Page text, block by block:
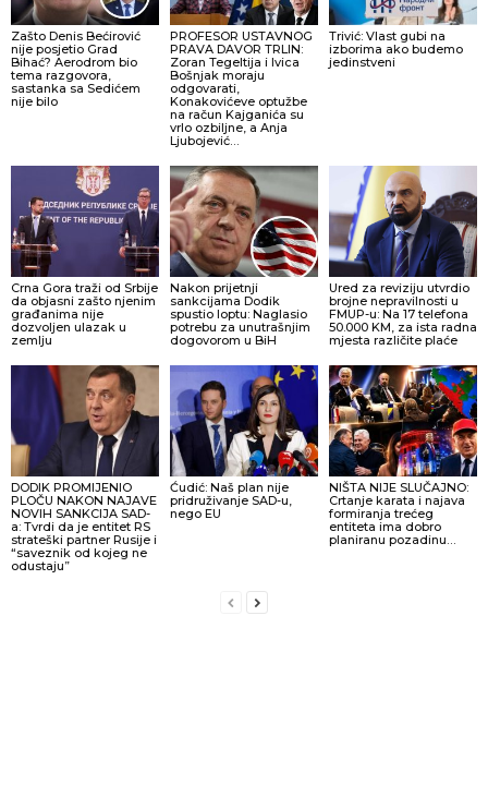
Zašto Denis Bećirović
nije posjetio Grad
Bihać? Aerodrom bio
tema razgovora,
sastanka sa Sedićem
nije bilo
PROFESOR USTAVNOG
PRAVA DAVOR TRLIN:
Zoran Tegeltija i Ivica
Bošnjak moraju
odgovarati,
Konakovićeve optužbe
na račun Kajganića su
vrlo ozbiljne, a Anja
Ljubojević…
Trivić: Vlast gubi na
izborima ako budemo
jedinstveni
Crna Gora traži od Srbije
da objasni zašto njenim
građanima nije
dozvoljen ulazak u
zemlju
Nakon prijetnji
sankcijama Dodik
spustio loptu: Naglasio
potrebu za unutrašnjim
dogovorom u BiH
Ured za reviziju utvrdio
brojne nepravilnosti u
FMUP-u: Na 17 telefona
50.000 KM, za ista radna
mjesta različite plaće
DODIK PROMIJENIO
PLOČU NAKON NAJAVE
NOVIH SANKCIJA SAD-
a: Tvrdi da je entitet RS
strateški partner Rusije i
“saveznik od kojeg ne
odustaju”
Ćudić: Naš plan nije
pridruživanje SAD-u,
nego EU
NIŠTA NIJE SLUČAJNO:
Crtanje karata i najava
formiranja trećeg
entiteta ima dobro
planiranu pozadinu…